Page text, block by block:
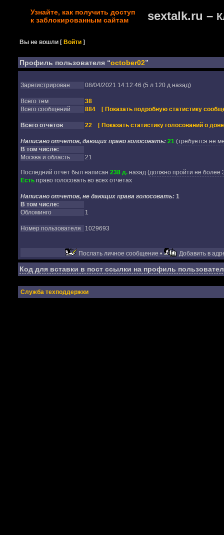
Узнайте, как получить доступ
к заблокированным сайтам
sextalk.ru –
Вы не вошли [Войти ]
Профиль пользователя “october02”
Зарегистрирован 08/04/2021 14:12:46 (5 л 120 д назад)
Всего тем
38
Всего сообщений
884 [ Показать подробную статистику
Всего отчетов 22 [ Показать статистику голосований о
Написано отчетов, дающих право голосовать: 21(требуется не
В том числе:
Москва и область
21
Последний отчет был написан 238 д.назад(должно пройти не более
Естьправо голосовать во всех отчетах
Написано отчетов, не дающих права голосовать: 1
В том числе:
Обломинго
1
Номер пользователя 1029693
Послать личное сообщение • Добавить в
Код для вставки в пост ссылки на профиль
Служба техподдержки